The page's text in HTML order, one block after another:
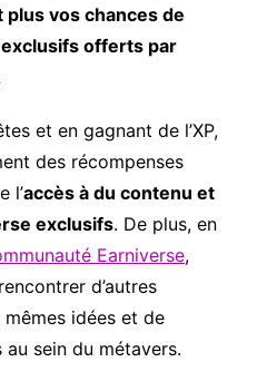
plus vos chances de
exclusifs offerts par
et en gagnant de l’XP,
des récompenses
l’accès à du contenu et
exclusifs. De plus, en
Earniverse,
d’autres
idées et de
sein du métavers.